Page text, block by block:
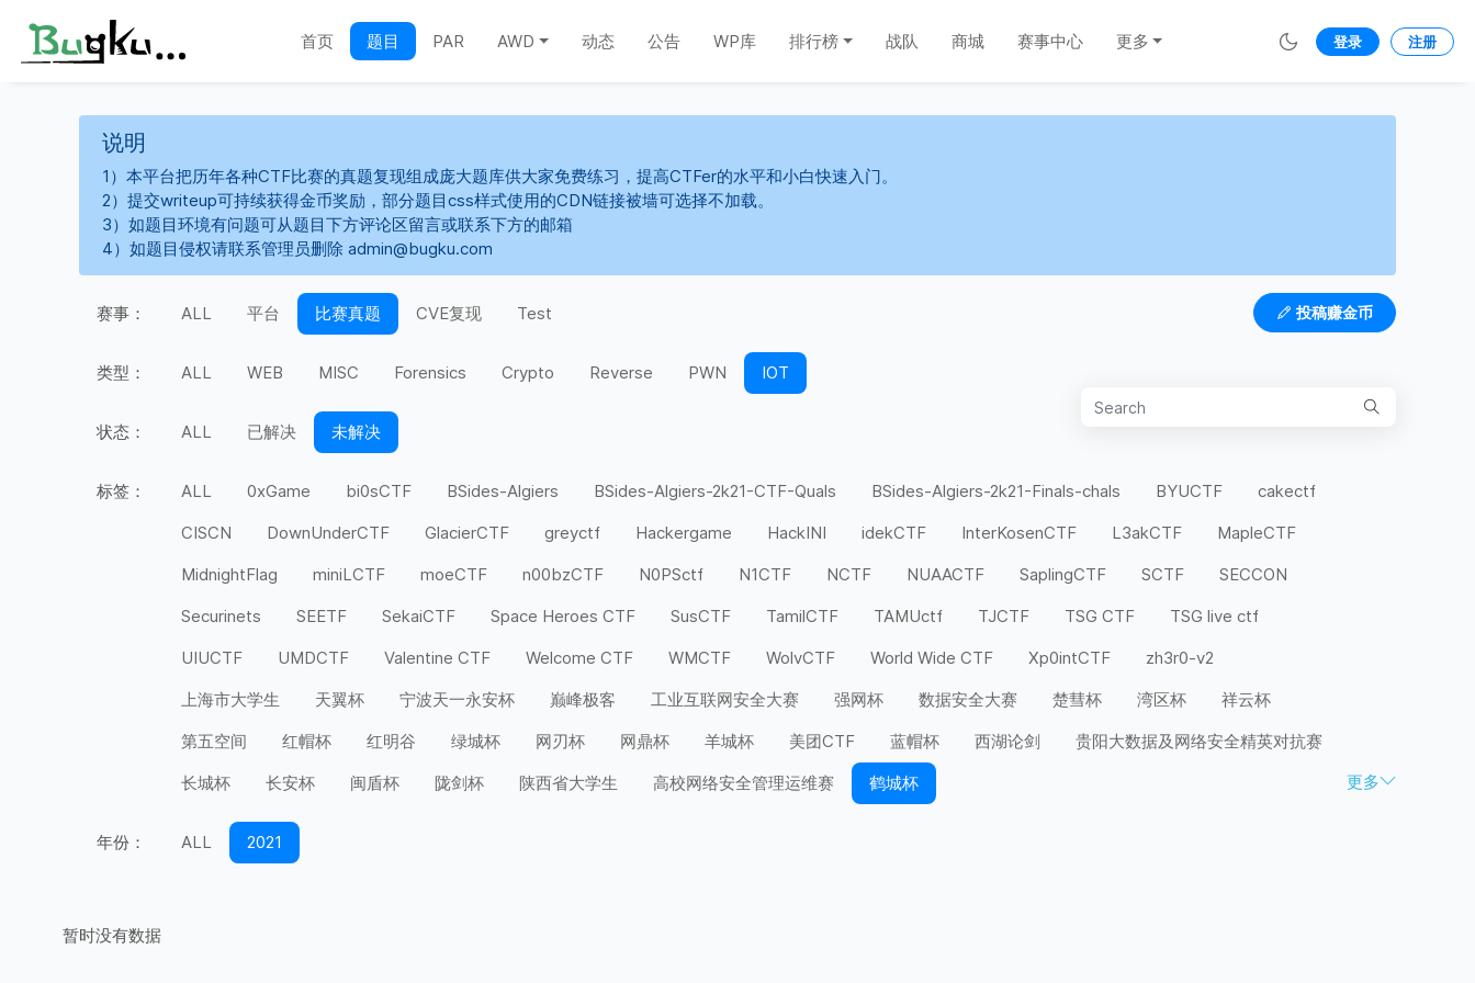
首页 题目 PAR AWD 动态 公告 WP库 排行榜 战队 商城 赛事中心 更多 登录 注册
说明
1）本平台把历年各种CTF比赛的真题复现组成庞大题库供大家免费练习，提高CTFer的水平和小白快速入门。
2）提交writeup可持续获得金币奖励，部分题目css样式使用的CDN链接被墙可选择不加载。
3）如题目环境有问题可从题目下方评论区留言或联系下方的邮箱
4）如题目侵权请联系管理员删除 admin@bugku.com
赛事： ALL 平台 比赛真题 CVE复现 Test
类型： ALL WEB MISC Forensics Crypto Reverse PWN IOT
状态： ALL 已解决 未解决
投稿赚金币
标签： ALL 0xGame bi0sCTF BSides-Algiers BSides-Algiers-2k21-CTF-Quals BSides-Algiers-2k21-Finals-chals BYUCTF
cakectf
CISCN
DownUnderCTF GlacierCTF greyctf Hackergame HackINI idekCTF InterKosenCTF L3akCTF
MapleCTF
MidnightFlag
miniLCTF moeCTF n00bzCTF N0PSctf N1CTF NCTF NUAACTF SaplingCTF SCTF
SECCON
Securinets
SEETF SekaiCTF Space Heroes CTF SusCTF TamilCTF TAMUctf TJCTF TSG CTF
TSG live ctf
UIUCTF
UMDCTF Valentine CTF Welcome CTF WMCTF WolvCTF World Wide CTF Xp0intCTF
zh3r0-v2
上海市大学生
天翼杯 宁波天一永安杯 巅峰极客 工业互联网安全大赛 强网杯 数据安全大赛 楚彗杯 湾区杯
祥云杯
第五空间
红帽杯 红明谷 绿城杯 网刃杯 网鼎杯 羊城杯 美团CTF 蓝帽杯 西湖论剑
贵阳大数据及网络安全精英对抗赛
长城杯
长安杯 闽盾杯 陇剑杯 陕西省大学生 高校网络安全管理运维赛 鹤城杯 更多
年份： ALL 2021
暂时没有数据